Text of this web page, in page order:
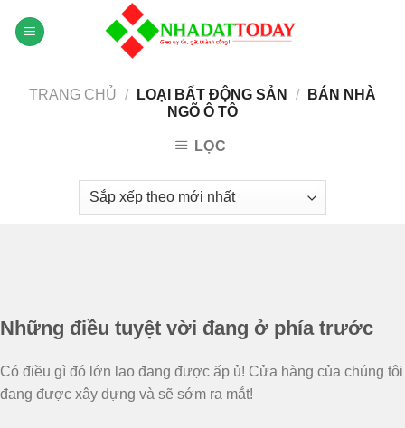
TRANG CHỦ / LOẠI BẤT ĐỘNG SẢN /
BÁN NHÀ
NGÕ Ô TÔ
LỌC
dung
Những điều tuyệt vời đang ở phía trước
Có điều gì đó lớn lao đang được ấp ủ! Cửa hàng của chúng tôi
đang được xây dựng và sẽ sớm ra mắt!